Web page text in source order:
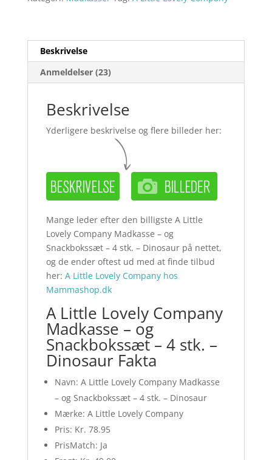
Beskrivelse
Anmeldelser (23)
Beskrivelse
Yderligere beskrivelse og flere billeder her:
Mange leder efter den billigste A Little
Lovely Company Madkasse – og
Snackbokssæt – 4 stk. – Dinosaur på nettet,
og de ender oftest ud med at finde tilbud
her: A Little Lovely Company hos
Mammashop.dk
A Little Lovely Company
Madkasse – og
Snackbokssæt – 4 stk. –
Dinosaur Fakta
Navn: A Little Lovely Company Madkasse
– og Snackbokssæt – 4 stk. – Dinosaur
Mærke: A Little Lovely Company
Pris: Kr. 78.95
PrisMatch: Ja